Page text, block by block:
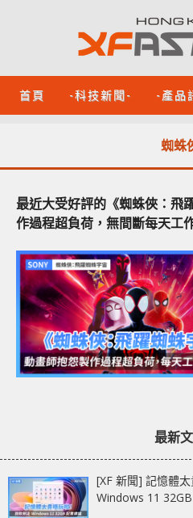
首頁 -科技新聞- -產品
蜘蛛
最近大受好評的《蜘蛛俠：飛
作過程超負荷，無間斷每天工
最新
[XF 新聞] 記憶體
Windows 11